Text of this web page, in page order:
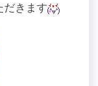
だきます